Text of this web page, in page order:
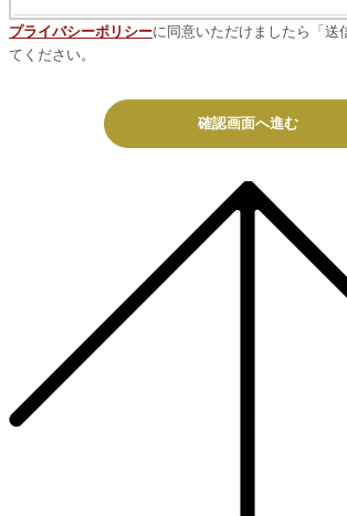
プライバシーポリシーに同意いただけましたら「送
てください。